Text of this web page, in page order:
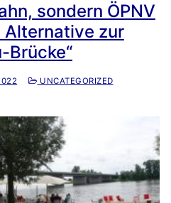
sondern ÖPNV
Alternative zur
Brücke“
UNCATEGORIZED